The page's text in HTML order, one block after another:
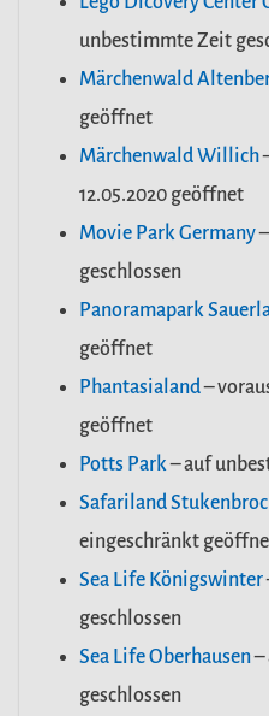
unbestimmte Zeit
Märchenwald
geöffnet
Märchenwald Willich
12.05.2020 geöffnet
Movie Park Germany
geschlossen
Panoramapark
geöffnet
Phantasialand–
geöffnet
Potts Park– auf
Safariland
eingeschränkt
Sea Life Königswinter
geschlossen
Sea Life Oberhausen–
geschlossen